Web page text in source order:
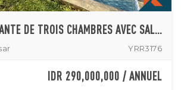
VILLA ACCUEILLANTE DE TROIS CHAMBRES AVEC SALON FERMÉ À SANUR LOCATION
YRR3176
IDR 290,000,000 / ANNUEL